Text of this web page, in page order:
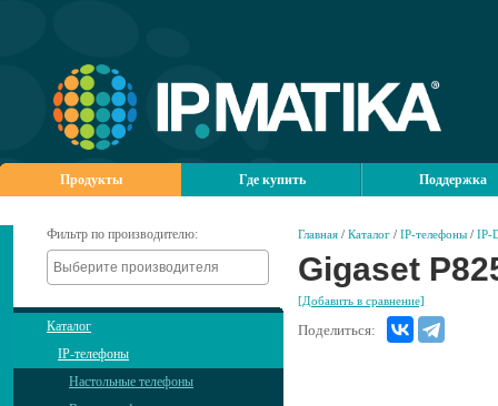
Продукты Где купить Поддержка
Фильтр по производителю:
Каталог
IP-телефоны
Настольные телефоны
Главная / Каталог / IP-телефоны / IP-
Gigaset
[Добавить в сравнение]
Поделиться: